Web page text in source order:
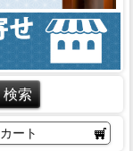
カート